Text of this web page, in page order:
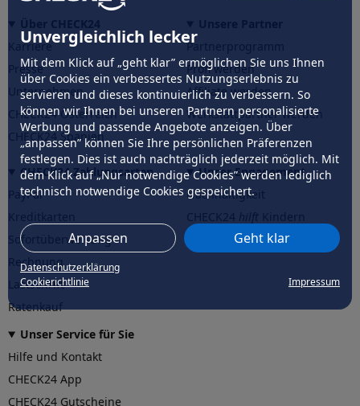
Unvergleichlich lecker
Mit dem Klick auf „geht klar” ermöglichen Sie uns Ihnen
über Cookies ein verbessertes Nutzungserlebnis zu
servieren und dieses kontinuierlich zu verbessern. So
können wir Ihnen bei unseren Partnern personalisierte
Werbung und passende Angebote anzeigen. Über
„anpassen” können Sie Ihre persönlichen Präferenzen
festlegen. Dies ist auch nachträglich jederzeit möglich. Mit
dem Klick auf „Nur notwendige Cookies” werden lediglich
technisch notwendige Cookies gespeichert.
Anpassen Geht klar
Datenschutzerklärung
Cookierichtlinie
Impressum
Karriere
Presse
Unternehmen
CHECK24 Österreich
CHECK24 Spanien
Partnerprogramm
Profi werden
Affiliate werden
Werkstattpartner werden
CHECK24 Zahlungsarten
PayPal
Sofortüberweisung
Rechnung
Lastschrift
Ratenkauf
Unser Engagement
Nachhaltigkeit
CHECK24hilftder Natur
Unser Service für Sie
Hilfe und Kontakt
CHECK24 App
CHECK24 Gutscheine